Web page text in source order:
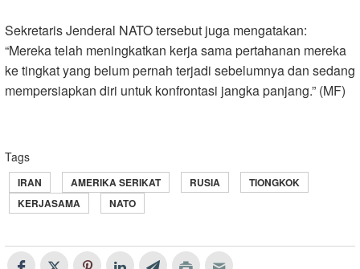
Sekretaris Jenderal NATO tersebut juga mengatakan:
“Mereka telah meningkatkan kerja sama pertahanan mereka
ke tingkat yang belum pernah terjadi sebelumnya dan sedang
mempersiapkan diri untuk konfrontasi jangka panjang.” (MF)
Tags
IRAN AMERIKA SERIKAT RUSIA
TIONGKOK
KERJASAMA
NATO